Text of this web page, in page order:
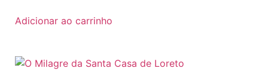
Adicionar ao carrinho